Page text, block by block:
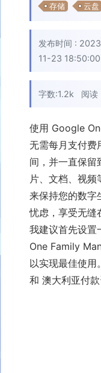
存储
云盘
发布时间 :
11-23 18:50:00
字数:1.2k 阅读
使用 Google
无需每月支付费
间，并一直保
片、文档、视频
来保持您的数字
忧虑，享受无缝
我建议首先设
One Family
以实现最佳使
和 澳大利亚付款